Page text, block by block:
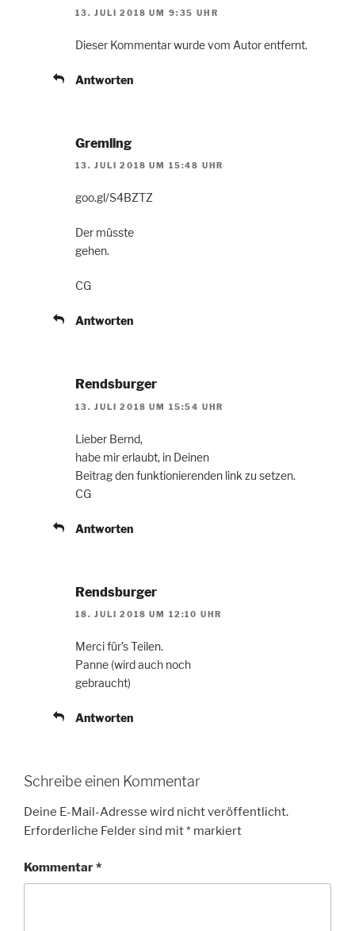
13. JULI 2018 UM 9:35 UHR
Dieser Kommentar wurde vom Autor entfernt.
Antworten
Gremling
13. JULI 2018 UM 15:48 UHR
goo.gl/S4BZTZ
Der müsste
gehen.
CG
Antworten
Rendsburger
13. JULI 2018 UM 15:54 UHR
Lieber Bernd,
habe mir erlaubt, in Deinen
Beitrag den funktionierenden link zu setzen.
CG
Antworten
Rendsburger
18. JULI 2018 UM 12:10 UHR
Merci für’s Teilen.
Panne (wird auch noch
gebraucht)
Antworten
Schreibe einen Kommentar
Deine E-Mail-Adresse wird nicht veröffentlicht.
Erforderliche Felder sind mit* markiert
Kommentar*